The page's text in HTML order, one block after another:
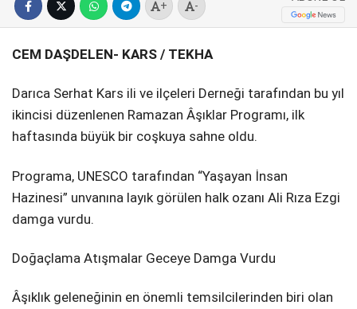
+ -
CEM DAŞDELEN- KARS / TEKHA
Darıca Serhat Kars ili ve ilçeleri Derneği tarafından bu yıl
ikincisi düzenlenen Ramazan Âşıklar Programı, ilk
haftasında büyük bir coşkuya sahne oldu.
Programa, UNESCO tarafından “Yaşayan İnsan
Hazinesi” unvanına layık görülen halk ozanı Ali Rıza Ezgi
damga vurdu.
Doğaçlama Atışmalar Geceye Damga Vurdu
Âşıklık geleneğinin en önemli temsilcilerinden biri olan